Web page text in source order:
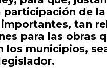
participación de
tan
para las obras
los municipios,